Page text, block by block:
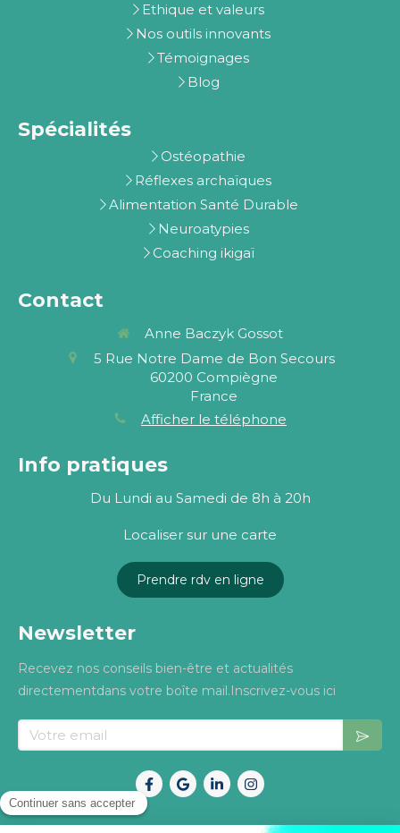
Ethique et valeurs
Nos outils innovants
Témoignages
Blog
Spécialités
Ostéopathie
Réflexes archaïques
Alimentation Santé Durable
Neuroatypies
Coaching ikigaï
Contact
Anne Baczyk Gossot
5 Rue Notre Dame de Bon Secours
60200 Compiègne
France
Afficher le téléphone
Info pratiques
Du Lundi au Samedi de 8h à 20h
Localiser sur une carte
Prendre rdv en ligne
Newsletter
Recevez nos conseils bien-être et actualités
directementdans votre boîte mail.Inscrivez-vous ici
Votre email